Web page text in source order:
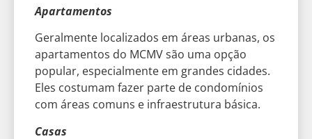
Apartamentos
Geralmente localizados em áreas urbanas, os
apartamentos do MCMV são uma opção
popular, especialmente em grandes cidades.
Eles costumam fazer parte de condomínios
com áreas comuns e infraestrutura básica.
Casas